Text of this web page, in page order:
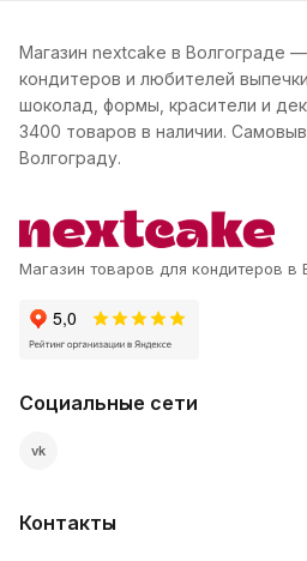
Магазин nextcake в Волгограде
кондитеров и любителей
шоколад, формы, красители и
3400 товаров в наличии.
Волгограду.
Магазин товаров для кондитеров в
Социальные сети
vk
Контакты